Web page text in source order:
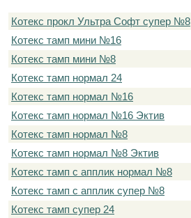
Котекс прокл Ультра Софт супер №8
Котекс тамп мини №16
Котекс тамп мини №8
Котекс тамп нормал 24
Котекс тамп нормал №16
Котекс тамп нормал №16 Эктив
Котекс тамп нормал №8
Котекс тамп нормал №8 Эктив
Котекс тамп с апплик нормал №8
Котекс тамп с апплик супер №8
Котекс тамп супер 24